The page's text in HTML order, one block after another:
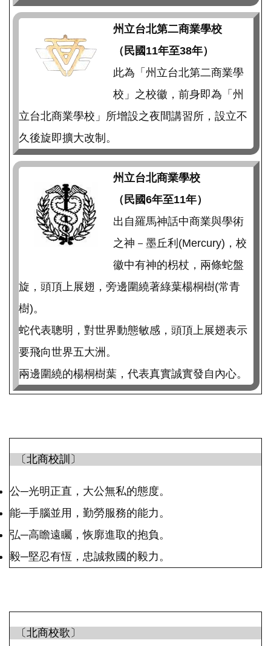
州立台北第二商業學校
（民國11年至38年）
此為「州立台北第二商業學
校」之校徽，前身即為「州
立台北商業學校」所增設之夜間講習所，設立不
久後旋即擴大改制。
州立台北商業學校
（民國6年至11年）
出自羅馬神話中商業與學術
之神－墨丘利(Mercury)，校
徽中有神的枴杖，兩條蛇盤
旋，頭頂上展翅，旁邊圍繞著綠葉楊桐樹(常青
樹)。
蛇代表聰明，對世界動態敏感，頭頂上展翅表示
要飛向世界五大洲。
兩邊圍繞的楊桐樹葉，代表真實誠實發自內心。
〔北商校訓〕
公─光明正直，大公無私的態度。
能─手腦並用，勤勞服務的能力。
弘─高瞻遠矚，恢廓進取的抱負。
毅─堅忍有恆，忠誠救國的毅力。
〔北商校歌〕